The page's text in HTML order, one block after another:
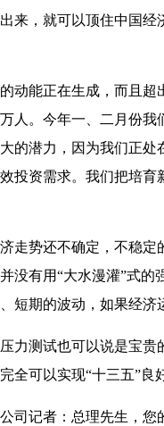
来，就可以顶住中国
能正在生成，而且超
人。今年一、二月份
的潜力，因为我们正
投资需求。我们把培
势还不确定，不稳定
没有用“大水漫灌”式
短期的波动，如果经济
测试也可以说是宝贵
全可以实现“十三五”良
记者：总理先生，您